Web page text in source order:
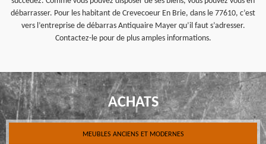
débarrasser. Pour les habitant de Crevecoeur En Brie, dans le 77610, c’est
vers l’entreprise de débarras Antiquaire Mayer qu’il faut s’adresser.
Contactez-le pour de plus amples informations.
ACHATS
MEUBLES ANCIENS ET MODERNES